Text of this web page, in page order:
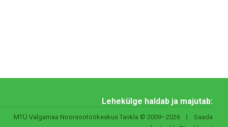
Lehekülge haldab ja majutab:
MTÜ Valgamaa Noorsootöökeskus Tankla © 2009–2026 | Saada